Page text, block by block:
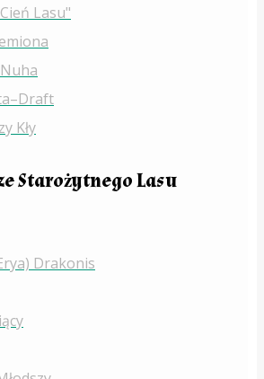
Lasu"
Kły
Starożytnego Lasu
Drakonis